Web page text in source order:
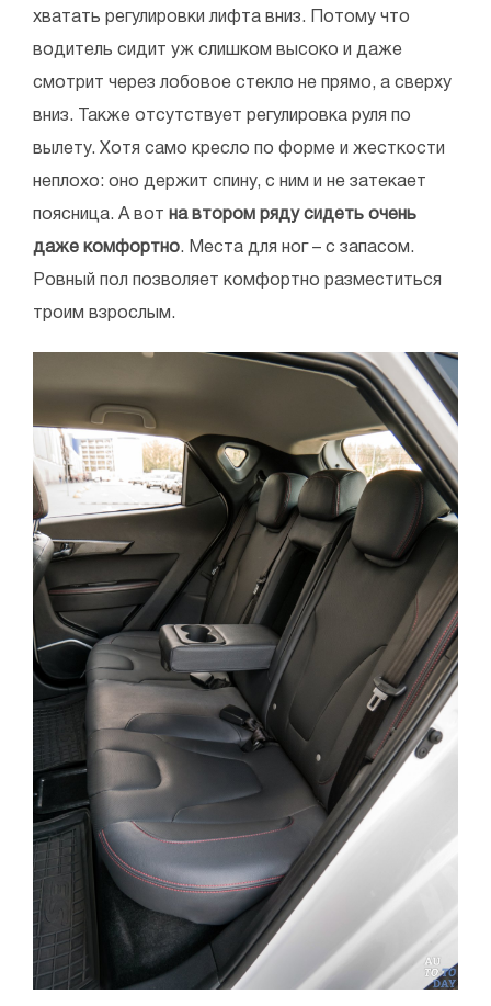
хватать регулировки лифта вниз. Потому что
водитель сидит уж слишком высоко и даже
смотрит через лобовое стекло не прямо, а сверху
вниз. Также отсутствует регулировка руля по
вылету. Хотя само кресло по форме и жесткости
неплохо: оно держит спину, с ним и не затекает
поясница. А вот на втором ряду сидеть очень
даже комфортно. Места для ног – с запасом.
Ровный пол позволяет комфортно разместиться
троим взрослым.